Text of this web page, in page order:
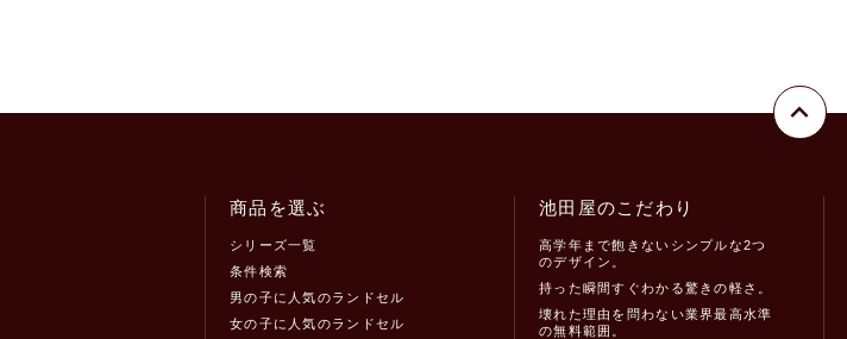
商品を選ぶ
シリーズ一覧
条件検索
男の子に人気のランドセル
女の子に人気のランドセル
池田屋のこだわり
高学年まで飽きないシンプルな2つ
のデザイン。
持った瞬間すぐわかる驚きの軽さ。
壊れた理由を問わない業界最高水準
の無料範囲。